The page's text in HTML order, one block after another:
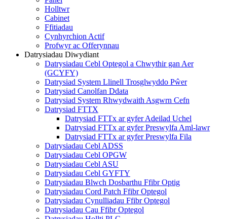
Holltwr
Cabinet
Ffitiadau
Cynhyrchion Actif
Profwyr ac Offerynnau
Datrysiadau Diwydiant
Datrysiadau Cebl Optegol a Chwythir gan Aer
(GCYFY)
Datrysiad System Llinell Trosglwyddo Pŵer
Datrysiad Canolfan Ddata
Datrysiad System Rhwydwaith Asgwrn Cefn
Datrysiad FTTX
Datrysiad FTTx ar gyfer Adeilad Uchel
Datrysiad FTTx ar gyfer Preswylfa Aml-lawr
Datrysiad FTTx ar gyfer Preswylfa Fila
Datrysiadau Cebl ADSS
Datrysiadau Cebl OPGW
Datrysiadau Cebl ASU
Datrysiadau Cebl GYFTY
Datrysiadau Blwch Dosbarthu Ffibr Optig
Datrysiadau Cord Patch Ffibr Optegol
Datrysiadau Cynulliadau Ffibr Optegol
Datrysiadau Cau Ffibr Optegol